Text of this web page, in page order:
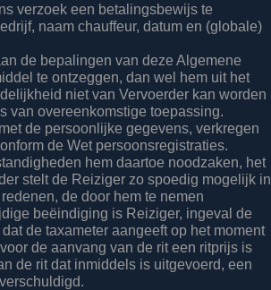
verzoek een betalingsbewijs te
naam chauffeur, datum en (globale)
de bepalingen van deze Algemene
te ontzeggen, dan wel hem uit het
niet van Vervoerder kan worden
van overeenkomstige toepassing.
de persoonlijke gegevens, verkregen
de Wet persoonsregistraties.
hem daartoe noodzaken, het
stelt de Reiziger zo spoedig mogelijk in
de door hem te nemen
beëindiging is Reiziger, ingeval de
de taxameter aangeeft op het moment
de aanvang van de rit een ritprijs is
de rit dat inmiddels is uitgevoerd, een